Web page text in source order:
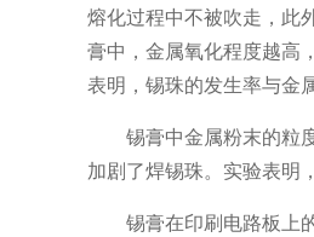
熔化过程中不被吹走，此
膏中，金属氧化程度越高
表明，锡珠的发生率与金
锡膏中金属粉末的粒
加剧了焊锡珠。实验表明
锡膏在印刷电路板上